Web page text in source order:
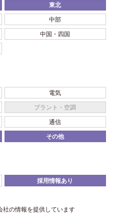
東北
中部
中国・四国
電気
プラント・空調
通信
その他
採用情報あり
の情報を提供しています